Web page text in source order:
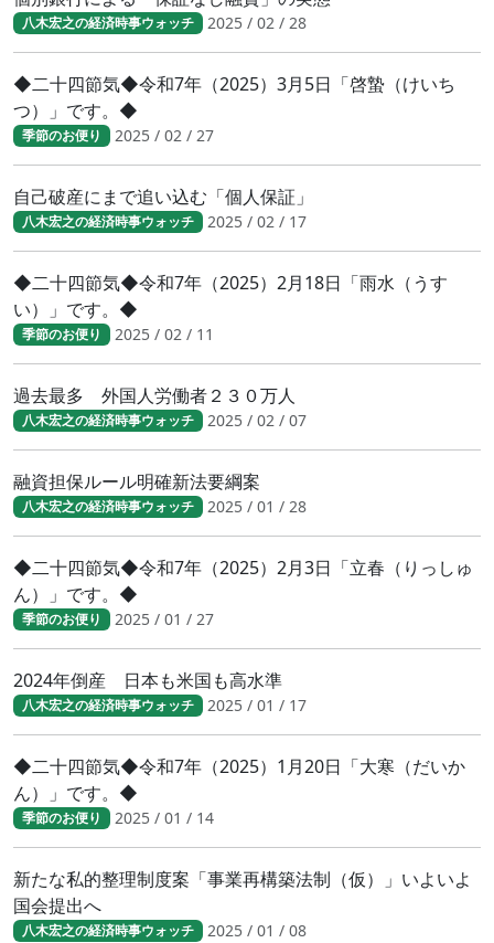
八木宏之の経済時事ウォッチ 2025 / 02 / 28
◆二十四節気◆令和7年（2025）3月5日「啓蟄（けいち
つ）」です。◆
季節のお便り 2025 / 02 / 27
自己破産にまで追い込む「個人保証」
八木宏之の経済時事ウォッチ 2025 / 02 / 17
◆二十四節気◆令和7年（2025）2月18日「雨水（うす
い）」です。◆
季節のお便り 2025 / 02 / 11
過去最多 外国人労働者２３０万人
八木宏之の経済時事ウォッチ 2025 / 02 / 07
融資担保ルール明確新法要綱案
八木宏之の経済時事ウォッチ 2025 / 01 / 28
◆二十四節気◆令和7年（2025）2月3日「立春（りっしゅ
ん）」です。◆
季節のお便り 2025 / 01 / 27
2024年倒産 日本も米国も高水準
八木宏之の経済時事ウォッチ 2025 / 01 / 17
◆二十四節気◆令和7年（2025）1月20日「大寒（だいか
ん）」です。◆
季節のお便り 2025 / 01 / 14
新たな私的整理制度案「事業再構築法制（仮）」いよいよ
国会提出へ
八木宏之の経済時事ウォッチ 2025 / 01 / 08